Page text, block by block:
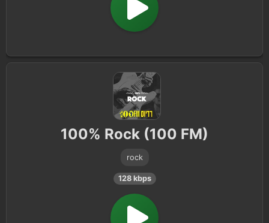
100% Rock (100 FM)
rock
128 kbps